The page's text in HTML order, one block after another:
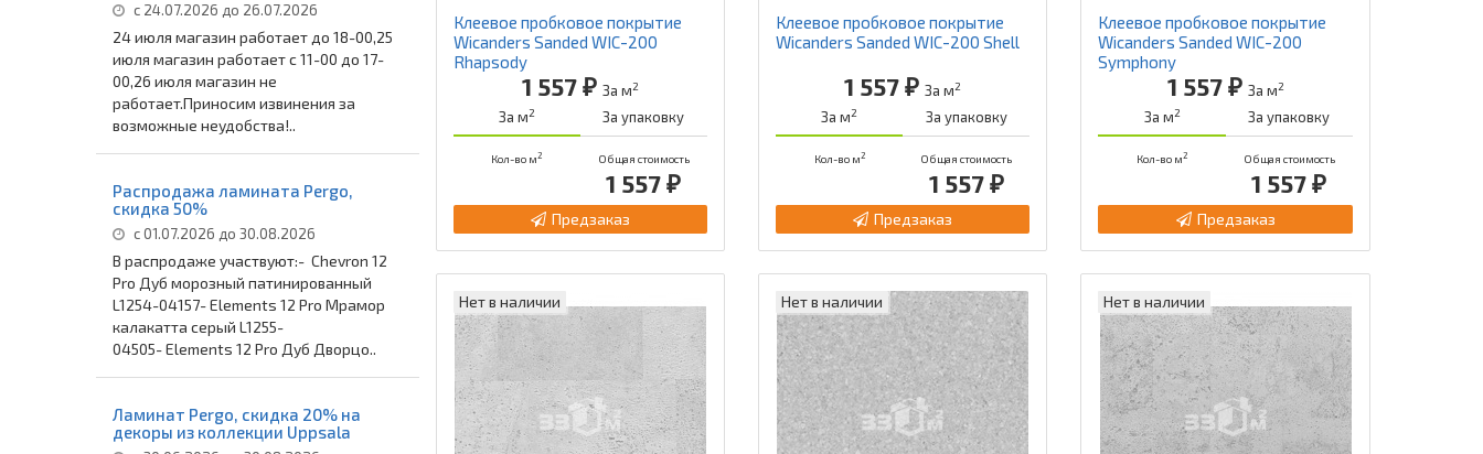
с 24.07.2026 до 26.07.2026
24 июля магазин работает до 18-00,25
июля магазин работает с 11-00 до 17-
00,26 июля магазин не
работает.Приносим извинения за
возможные неудобства!..
Распродажа ламината Pergo,
скидка 50%
с 01.07.2026 до 30.08.2026
В распродаже участвуют:- Chevron 12
Pro Дуб морозный патинированный
L1254-04157- Elements 12 Pro Мрамор
калакатта серый L1255-
04505- Elements 12 Pro Дуб Дворцо..
Ламинат Pergo, скидка 20% на
декоры из коллекции Uppsala
Клеевое пробковое покрытие
Wicanders Sanded WIC-200
Rhapsody
1 557 ₽ За м2
За м2 За упаковку
Кол-во м2 Общая стоимость
1 557 ₽
Предзаказ
Клеевое пробковое покрытие
Wicanders Sanded WIC-200 Shell
1 557 ₽За м2
За м2 За упаковку
Кол-во м2 Общая стоимость
1 557 ₽
Предзаказ
Клеевое пробковое покрытие
Wicanders Sanded WIC-200
Symphony
1 557 ₽ За м2
За м2 За упаковку
Кол-во м2 Общая стоимость
1 557 ₽
Предзаказ
Нет в наличии Нет в наличии Нет в наличии